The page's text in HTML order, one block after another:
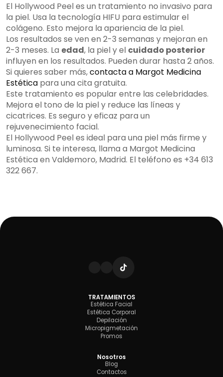
El Hollywood Peel es un tratamiento no invasivo para
la piel. Usa la tecnología HIFU para estimular el
colágeno. Esto mejora la apariencia de la piel.
Los resultados se ven en 2-3 semanas y mejoran en
2-3 meses. La edad, la piel y el cuidado posterior
influyen en los resultados. Pueden durar hasta 2 años.
Si quieres saber más,contacta a Margot Medicina
Estética para una cita gratuita.
Este tratamiento es popular entre las celebridades.
Mejora el tono de la piel y reduce las líneas y
cicatrices. Es seguro y eficaz para un
rejuvenecimiento facial.
El Hollywood Peel es ideal para una piel más firme y
luminosa. Si te interesa, llama a Margot Medicina
Estética en Valdemoro, Madrid. El teléfono es +34 613
322 667.
TRATAMIENTOS
Estética Facial
Estética Corporal
Depilación
Micropigmetación
Promos
Nosotros
Blog
Contactos